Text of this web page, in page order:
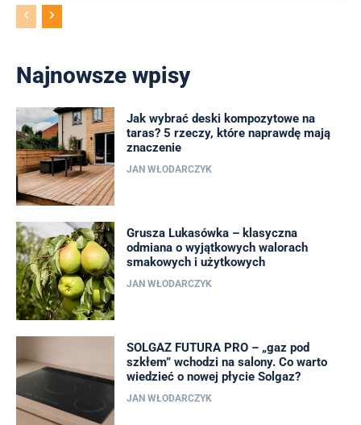
Najnowsze wpisy
Jak wybrać deski kompozytowe na
taras? 5 rzeczy, które naprawdę mają
znaczenie
JAN WŁODARCZYK
Grusza Lukasówka – klasyczna
odmiana o wyjątkowych walorach
smakowych i użytkowych
JAN WŁODARCZYK
SOLGAZ FUTURA PRO – „gaz pod
szkłem” wchodzi na salony. Co warto
wiedzieć o nowej płycie Solgaz?
JAN WŁODARCZYK